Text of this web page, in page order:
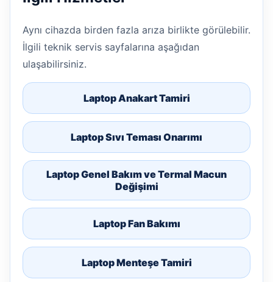
Aynı cihazda birden fazla arıza birlikte görülebilir.
İlgili teknik servis sayfalarına aşağıdan
ulaşabilirsiniz.
Laptop Anakart Tamiri
Laptop Sıvı Teması Onarımı
Laptop Genel Bakım ve Termal Macun
Değişimi
Laptop Fan Bakımı
Laptop Menteşe Tamiri